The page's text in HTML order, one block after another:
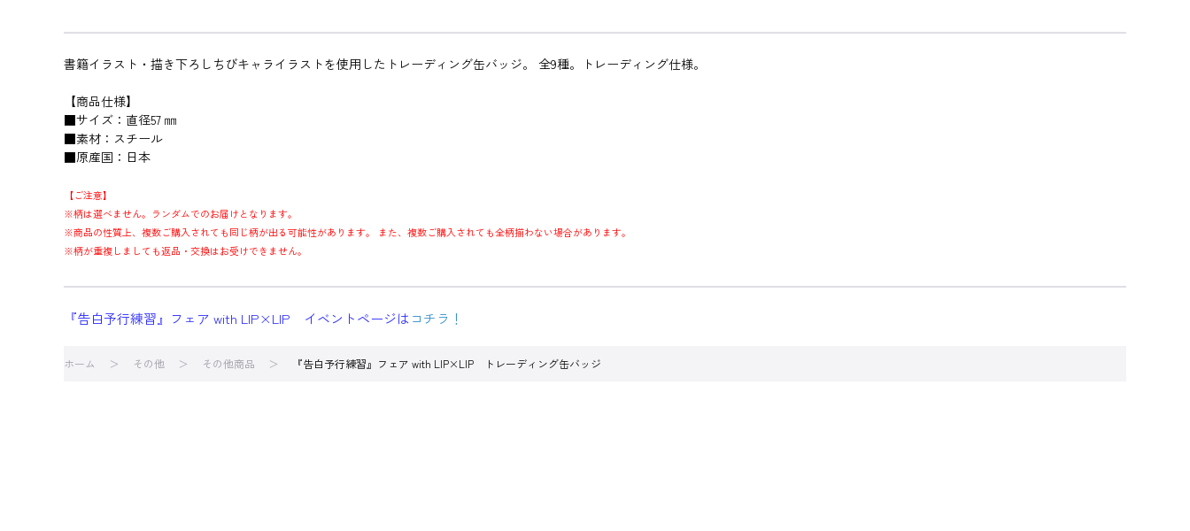
書籍イラスト・描き下ろしちびキャライラストを使用したトレーディング缶バッジ。 全9種。トレーディング仕様。
【商品仕様】
■サイズ：直径57 ㎜
■素材：スチール
■原産国：日本
【ご注意】
※柄は選べません。ランダムでのお届けとなります。
※商品の性質上、複数ご購入されても同じ柄が出る可能性があります。 また、複数ご購入されても全柄揃わない場合があります。
※柄が重複しましても返品・交換はお受けできません。
『告白予行練習』フェア with LIP×LIP イベントページはコチラ！
ホーム その他 その他商品 『告白予行練習』フェア with LIP×LIP トレーディング缶バッジ